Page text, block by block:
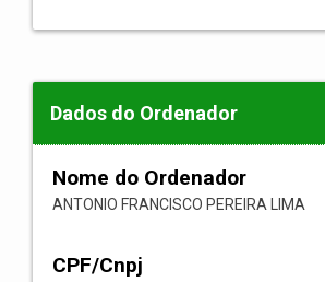
Dados do Ordenador
Nome do Ordenador
ANTONIO FRANCISCO PEREIRA LIMA
CPF/Cnpj